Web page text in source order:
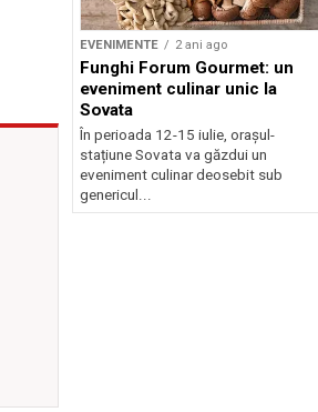
EVENIMENTE 2 ani ago
Funghi Forum Gourmet: un
eveniment culinar unic la
Sovata
În perioada 12-15 iulie, orașul-
stațiune Sovata va găzdui un
eveniment culinar deosebit sub
genericul...